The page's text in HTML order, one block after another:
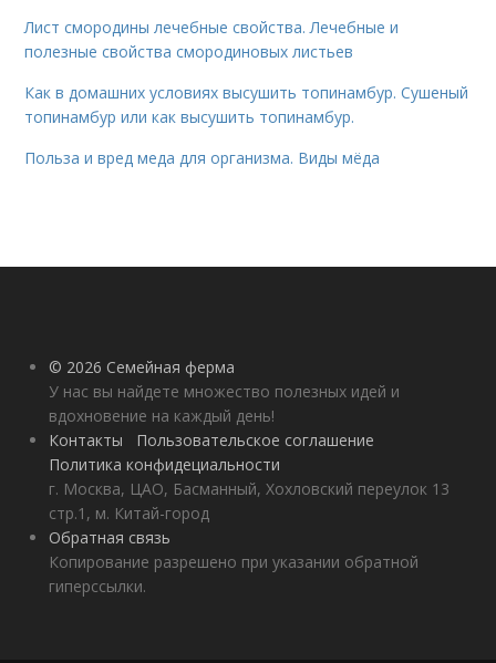
Лист смородины лечебные свойства. Лечебные и
полезные свойства смородиновых листьев
Как в домашних условиях высушить топинамбур. Сушеный
топинамбур или как высушить топинамбур.
Польза и вред меда для организма. Виды мёда
© 2026 Семейная ферма
У нас вы найдете множество полезных идей и
вдохновение на каждый день!
Контакты
Пользовательское соглашение
Политика конфидециальности
г. Москва, ЦАО, Басманный, Хохловский переулок 13
стр.1, м. Китай-город
Обратная связь
Копирование разрешено при указании обратной
гиперссылки.